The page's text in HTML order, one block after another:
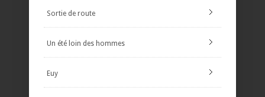
Sortie de route
Un été loin des hommes
Euy